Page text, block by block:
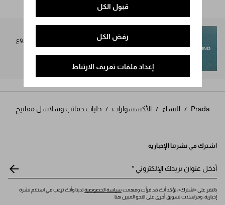
قبول الكل
رفض الكل
إعداد ملفات تعريف الارتباط
تُخصص نسبة 1% من عائدات مجموعة Prada Re-Nylon لمشروع
SEA BEYOND لصالح برنامجه التعليمي.
Prada
/ النساء / الأكسسوارات / حليات حقائب وسلاسل مفاتيح
اشترك في نشرتنا الإخبارية
أدخل عنوان بريدك الإلكتروني *
بالنقر على «اشترك»، تؤكد أنك قد قرأت وفهمتسياسة الخصوصيةلدينا،وأنك ترغب في استلام نشرة
إخبارية، ومراسلات تسويق أخرى على النحو المبين هنا.